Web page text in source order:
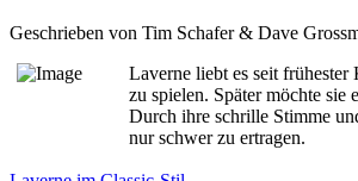
Geschrieben von Tim Schafer & Dave
Laverne liebt es seit
zu spielen. Später möchte sie
Durch ihre schrille Stimme
nur schwer zu ertragen.